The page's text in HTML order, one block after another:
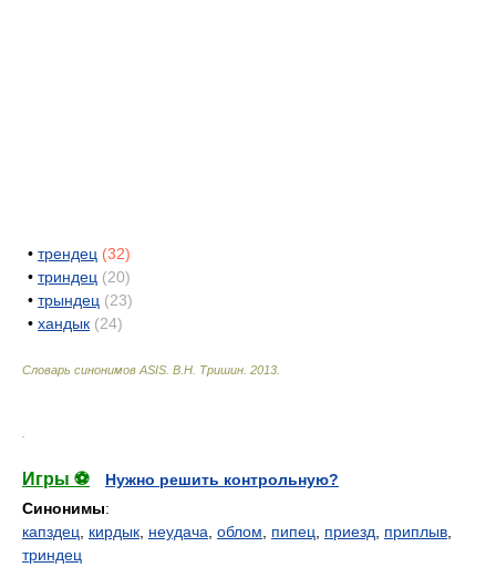
• трендец (32)
• триндец (20)
• трындец (23)
• хандык (24)
Словарь синонимов ASIS. В.Н. Тришин 2013
Игры ⚽
Нужно решить контрольную?
Синонимы:
капздец
кирдык неудача облом пипец приезд приплыв
триндец